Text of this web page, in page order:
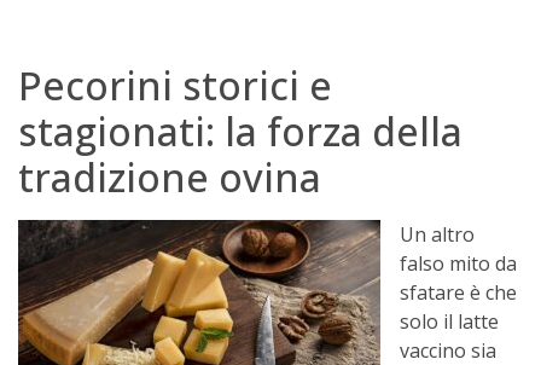
Pecorini storici e
stagionati: la forza della
tradizione ovina
Un altro
falso mito da
sfatare è che
solo il latte
vaccino sia